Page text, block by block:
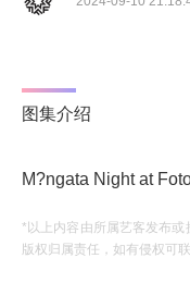
图集介绍
M?ngata Night at
*以上内容由所属艺客发布
版权归属责任，如有侵权可